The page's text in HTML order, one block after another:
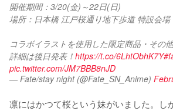
開催期間：3/20(金)～22日(日)
場所：日本橋 江戸桜通り地下歩道 特設会場
コラボイラストを使用した限定商品・その
詳細は後日発表！ https://t.co/6LhtObhK7Y
pic.twitter.com/JM7BBB8nJD
— Fate/stay night (@Fate_SN_Anime)
凛にはかつて桜という妹がいました。し